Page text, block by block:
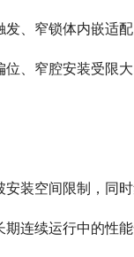
、窄锁体内嵌适
、窄腔安装受限
连续运行中的性